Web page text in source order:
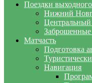
Поездки
Нижний
Центральный
Заброшенные
Матчасть
Подготовка
Навигация